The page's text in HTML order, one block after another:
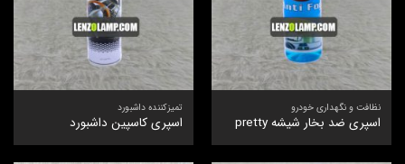
نظافت و نگهداری خودرو
اسپری ضد بخار شیشه pretty
تمیزکننده داشبورد
اسپری کاسپین داشبورد